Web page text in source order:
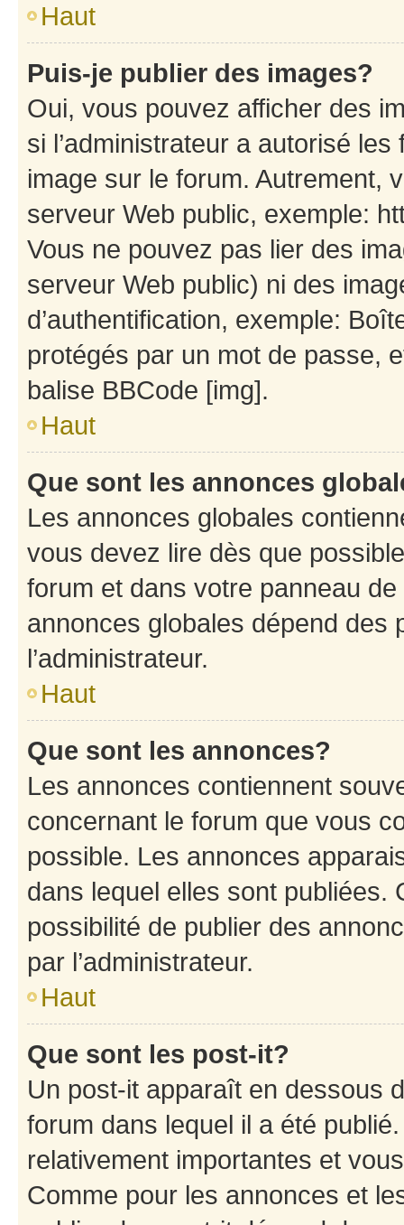
Haut
Puis-je publier des images?
Oui, vous pouvez afficher des
si l’administrateur a autorisé
image sur le forum. Autrement,
serveur Web public, exemple:
Vous ne pouvez pas lier des
serveur Web public) ni des
d’authentification, exemple:
protégés par un mot de passe,
balise BBCode [img].
Haut
Que sont les annonces
Les annonces globales
vous devez lire dès que
forum et dans votre panneau
annonces globales dépend des
l’administrateur.
Haut
Que sont les annonces?
Les annonces contiennent
concernant le forum que vous
possible. Les annonces
dans lequel elles sont publiées.
possibilité de publier des
par l’administrateur.
Haut
Que sont les post-it?
Un post-it apparaît en dessous
forum dans lequel il a été
relativement importantes et
Comme pour les annonces et